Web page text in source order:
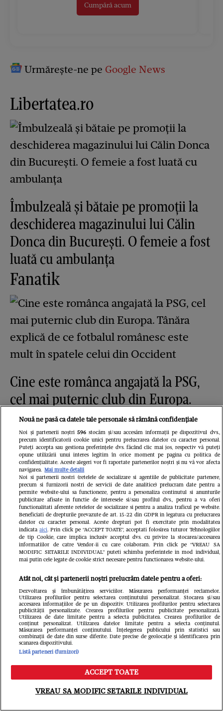
Cumpără acum
Urmărește-ne pe Google News
Libertatea.ro
Îmbulzeală și bătaie pe promoții la
deschiderea magazinului lui Călin
Donca din București. O femeie a fost
luată cu ambulanța
Fanatik
Cine este românca angajată la PSG,
cel mai puternic club din Europa.
Tânăra explică de ce fotbalul
românesc este mult în spatele celui
din Occident
GSP.ro
Ghencea superbă: reprezentanta
României la „Miss Universe” și-a
susținut favoritul din tribune, la
FCSB - FC Argeș
Redactia.ro
Meniu Caută
Nouă ne pasă ca datele tale personale să rămână confidențiale
Noi și partenerii noștri 596stocăm și/sau accesăm informații pe dispozitivul dvs.,
precum identificatorii cookie unici pentru prelucrarea datelor cu caracter personal.
Puteți accepta sau gestiona preferințele dvs. făcând clic mai jos, respectiv vă puteți
opune utilizării unui interes legitim în orice moment pe pagina cu politica de
confidențialitate. Aceste alegeri vor fi raportate partenerilor noștri și nu vă vor afecta
navigarea. Mai multe detalii
Noi si partenerii nostri (retelele de socializare si agentiile de publicitate partenere,
precum si furnizorii nostri de servicii de date analitice) prelucram date pentru a
permite website-ului sa functioneze, pentru a personaliza continutul si anunturile
publicitare afisate in functie de interesele si/sau profilul dvs., pentru a va oferi
functionalitati aferente retelelor de socializare si pentru a analiza traficul pe website.
Beneficiati de drepturile prevazute de art. 15-22 din GDPR in legatura cu prelucrarea
datelor cu caracter personal. Aceste drepturi pot fi exercitate prin modalitatea
indicataaici. Prin click pe “ACCEPT TOATE”, acceptati folosirea tuturor Tehnologiilor
de tip Cookie, care implica inclusiv acceptul dvs. cu privire la stocarea/accesarea
informatiilor de catre Vendor-ii cu care colaboram. Prin click pe “VREAU SA
MODIFIC SETARILE INDIVIDUAL” puteti schimba preferintele in mod individual,
mai putin cele legate de cookie strict necesare pentru functionarea website-ului.
Atât noi, cât și partenerii noștri prelucrăm datele pentru a oferi:
Dezvoltarea și îmbunătățirea serviciilor. Măsurarea performanței reclamelor.
Utilizarea profilurilor pentru selectarea conținutului personalizat. Stocarea și/sau
accesarea informațiilor de pe un dispozitiv. Utilizarea profilurilor pentru selectarea
publicității personalizate. Crearea profilurilor pentru publicitate personalizată.
Utilizarea de date limitate pentru a selecta publicitatea. Crearea profilurilor de
conținut personalizat. Utilizarea datelor limitate pentru a selecta conținutul.
Măsurarea performanței conținutului. Înțelegerea publicului prin statistici sau
combinații de date din surse diferite. Date precise de geolocație și identificarea prin
scanarea dispozitivului.
Listă parteneri (furnizori)
ACCEPT TOATE
VREAU SA MODIFIC SETARILE INDIVIDUAL